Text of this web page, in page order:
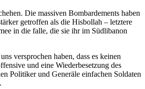
Die massiven Bombardements haben
getroffen als die Hisbollah – letztere
in die falle, die sie ihr im Südlibanon
versprochen haben, dass es keinen
und eine Wiederbesetzung des
Politiker und Generäle einfachen Soldaten